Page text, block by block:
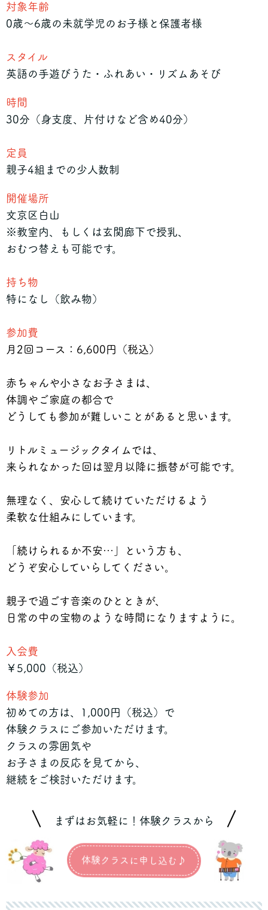
対象年齢
0歳〜6歳の未就学児のお子様と保護者様
スタイル
英語の手遊びうた・ふれあい・リズムあそび
時間
30分（身支度、片付けなど含め40分）
定員
親子4組までの少人数制
開催場所
文京区白山
※教室内、もしくは玄関廊下で授乳、
おむつ替えも可能です。
持ち物
特になし（飲み物）
参加費
月2回コース：6,600円（税込）
赤ちゃんや小さなお子さまは、
体調やご家庭の都合で
どうしても参加が難しいことがあると思います。
リトルミュージックタイムでは、
来られなかった回は翌月以降に振替が可能です。
無理なく、安心して続けていただけるよう
柔軟な仕組みにしています。
「続けられるか不安…」という方も、
どうぞ安心していらしてください。
親子で過ごす音楽のひとときが、
日常の中の宝物のような時間になりますように。
入会費
￥5,000（税込）
体験参加
初めての方は、1,000円（税込）で
体験クラスにご参加いただけます。
クラスの雰囲気や
お子さまの反応を見てから、
継続をご検討いただけます。
まずはお気軽に！体験クラスから
体験クラスに申し込む♪